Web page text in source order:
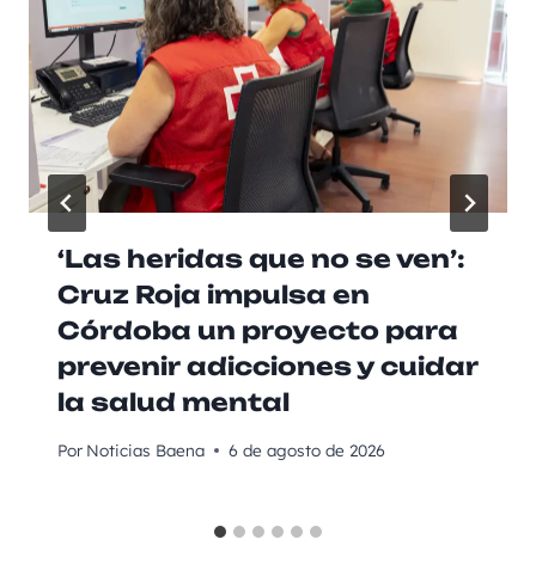
‘Las heridas que no se ven’:
Cruz Roja impulsa en
Córdoba un proyecto para
prevenir adicciones y cuidar
la salud mental
Por Noticias Baena 6 de agosto de 2026